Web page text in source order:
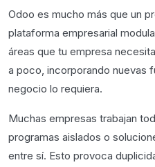
Odoo es mucho más que un
plataforma empresarial
áreas que tu empresa
a poco, incorporando nuevas
negocio lo requiera.
Muchas empresas trabajan
programas aislados o
entre sí. Esto provoca